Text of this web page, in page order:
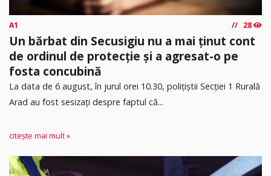
A1 28
Un bărbat din Secusigiu nu a mai ținut cont
de ordinul de protecție și a agresat-o pe
fosta concubină
​La data de 6 august, în jurul orei 10.30, polițiștii Secției 1 Rurală
Arad au fost sesizați despre faptul că...
citește mai mult »